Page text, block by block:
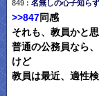
849 : 名無しの心子知らず
>>847同感
それも、教員かと思
普通の公務員なら
けど
教員は最近、適性